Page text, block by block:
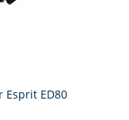
Esprit ED80